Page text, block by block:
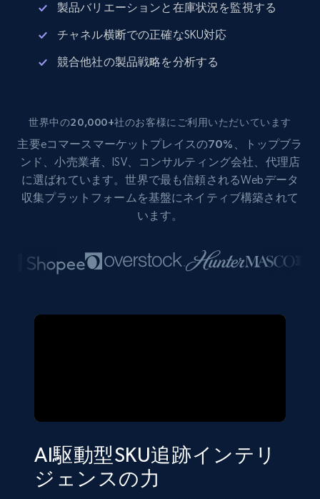
製品バリエーションと在庫状況を監視する
チャネル横断での正確なSKU対応
競合他社の製品戦略を分析する
世界中の20,000+社のお客様にご利用いただいています
主要eコマース マーケットプレイスの70% 、トップブラ
ンド、小売業者、ISV、コンサルティング会社、代理店
に選ばれています。世界で最も信頼されるWebデータ
収集プラットフォームを基盤にネイティブ構築されて
います。
AI駆動型SKU追跡インテリ
ジェンスの力